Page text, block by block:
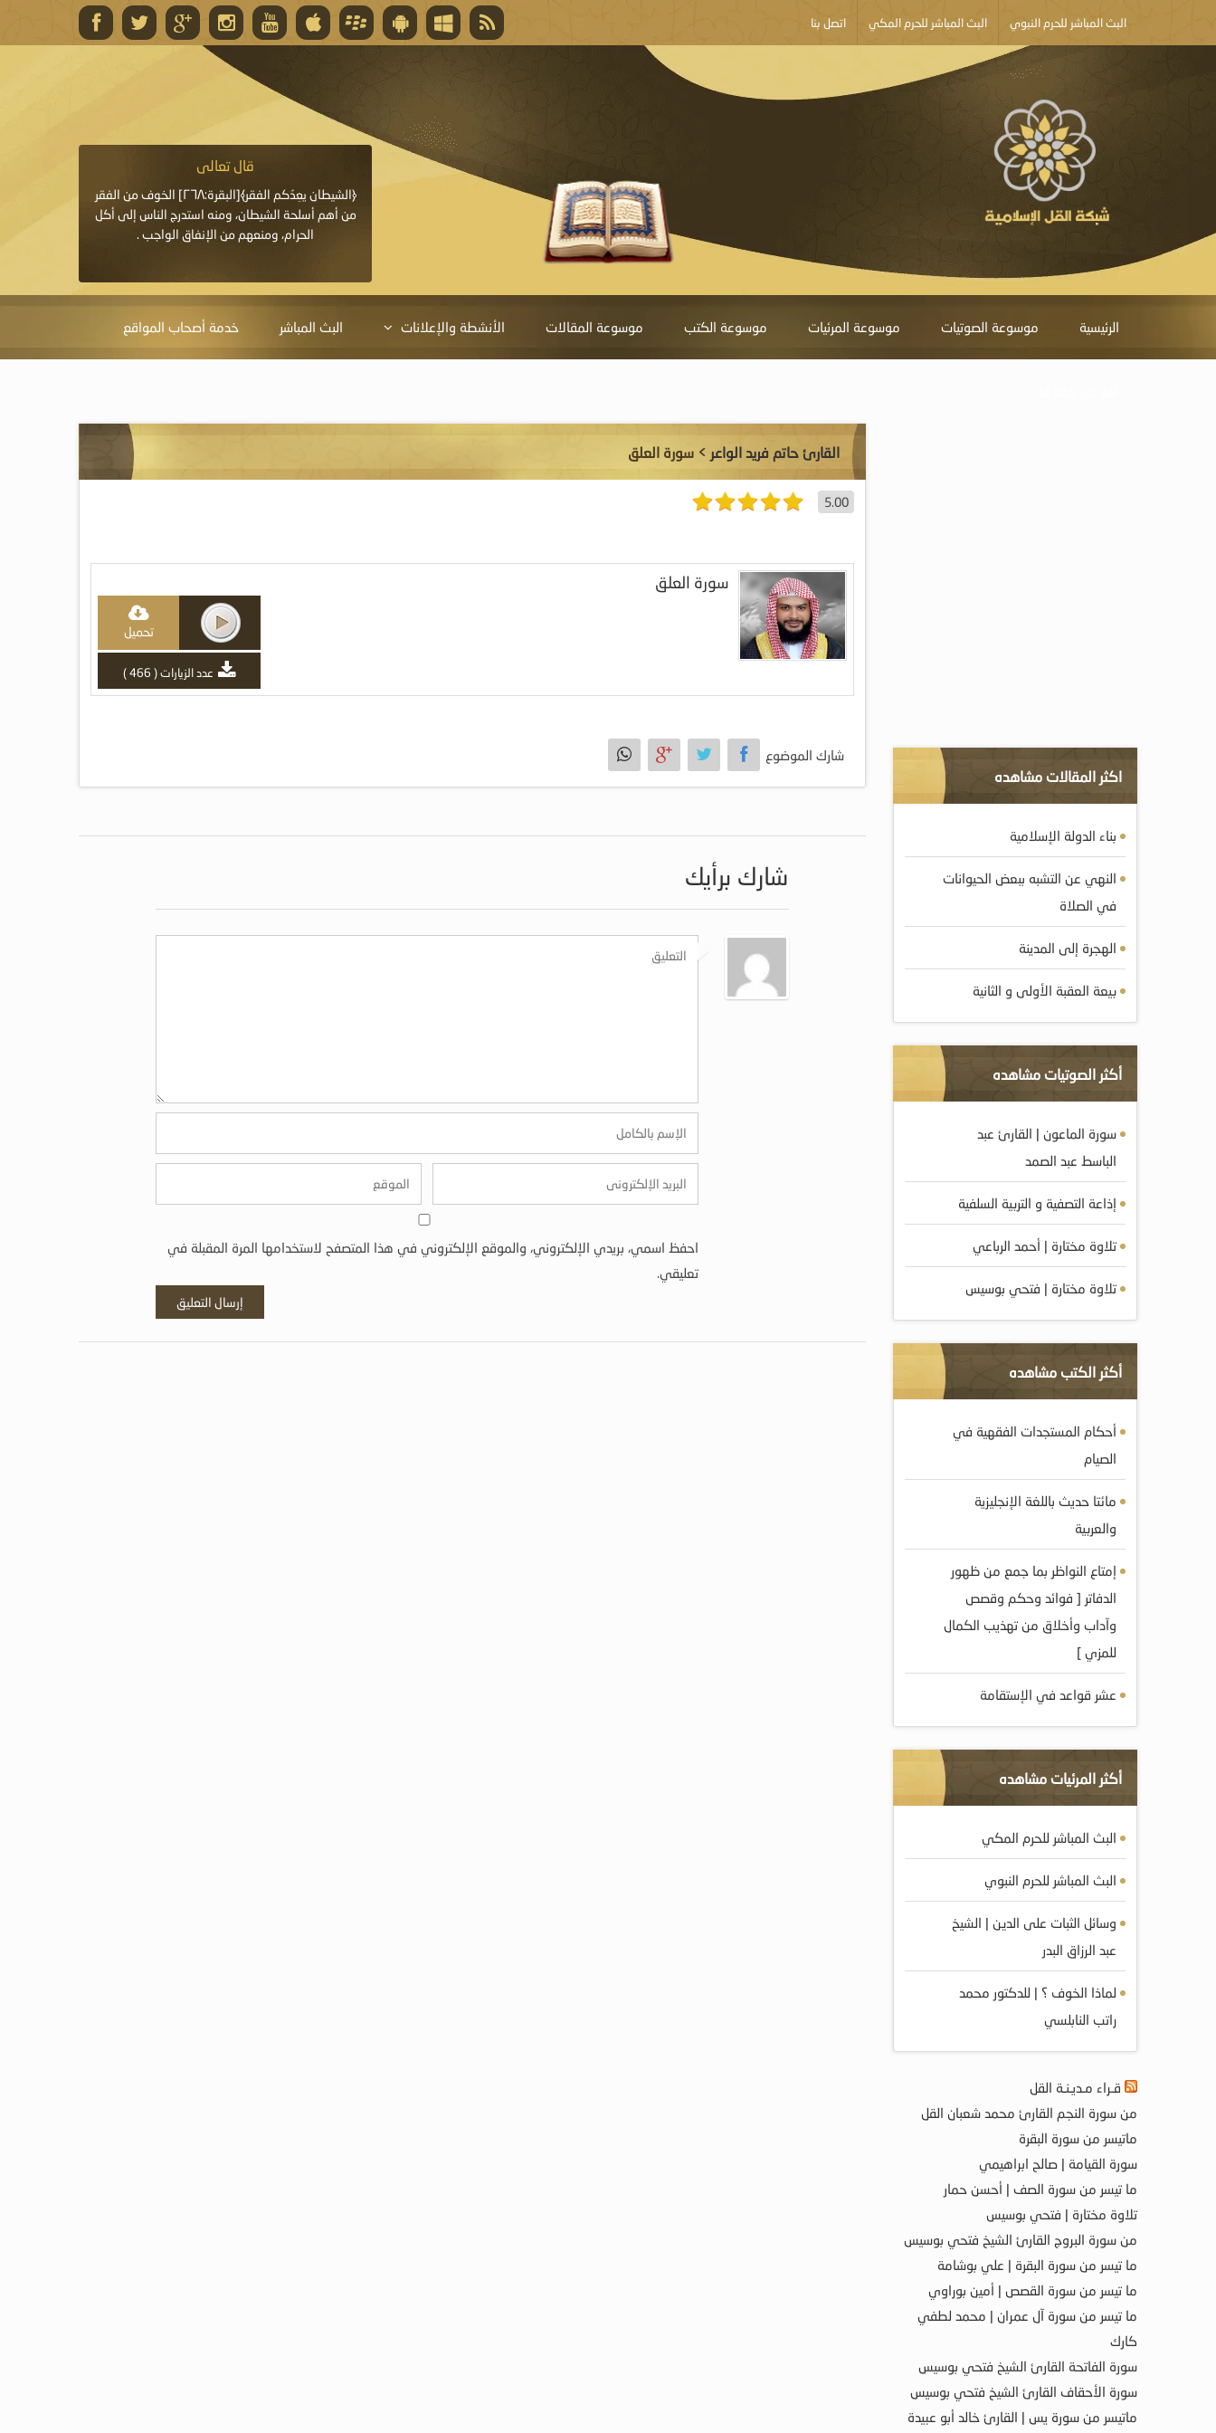
البث المباشر للحرم النبوي البث المباشر للحرم المكي اتصل بنا
قال تعالى
المغفرة لأنها أغلى جائزة، وهي مفتاح باب العطايا التي
قال تعالى
﴿الشيطان يعِدُكم الفقر﴾[البقرة:٢٦٨] الخوف من الفقر
من أهم أسلحة الشيطان، ومنه استدرج الناس إلى أكل
الحرام، ومنعهم من الإنفاق الواجب .
الرئيسية موسوعة الصوتيات موسوعة المرئيات موسوعة الكتب موسوعة المقالات الأنشطة والإعلانات البث المباشر خدمة أصحاب المواقع
القارئ حاتم فريد الواعر > سورة العلق
5.00
سورة العلق
تحميل
عدد الزيارات ( 466 )
شارك الموضوع
شارك برأيك
احفظ اسمي، بريدي الإلكتروني، والموقع الإلكتروني في هذا المتصفح لاستخدامها المرة المقبلة في
تعليقي.
اكثر المقالات مشاهده
بناء الدولة الإسلامية
النهي عن التشبه ببعض الحيوانات
في الصلاة
الهجرة إلى المدينة
بيعة العقبة الأولى و الثانية
أكثر الصوتيات مشاهده
سورة الماعون | القارئ عبد
الباسط عبد الصمد
إذاعة التصفية و التربية السلفية
تلاوة مختارة | أحمد الرباعي
تلاوة مختارة | فتحي بوسيس
أكثر الكتب مشاهده
أحكام المستجدات الفقهية في
الصيام
مائتا حديث باللغة الإنجليزية
والعربية
إمتاع النواظر بما جمع من ظهور
الدفاتر [ فوائد وحكم وقصص
وآداب وأخلاق من تهذيب الكمال
للمزي ]
عشر قواعد في الإستقامة
أكثر المرئيات مشاهده
البث المباشر للحرم المكي
البث المباشر للحرم النبوي
وسائل الثبات على الدين | الشيخ
عبد الرزاق البدر
لماذا الخوف ؟ | للدكتور محمد
راتب النابلسي
قـراء مـديـنـة القل
من سورة النجم القارئ محمد شعبان القل
ماتيسر من سورة البقرة
سورة القيامة | صالح ابراهيمي
ما تيسر من سورة الصف | أحسن حمار
تلاوة مختارة | فتحي بوسيس
من سورة البروج القارئ الشيخ فتحي بوسيس
ما تيسر من سورة البقرة | علي بوشامة
ما تيسر من سورة القصص | أمين بوراوي
ما تيسر من سورة آل عمران | محمد لطفي
كارك
سورة الفاتحة القارئ الشيخ فتحي بوسيس
سورة الأحقاف القارئ الشيخ فتحي بوسيس
ماتيسر من سورة يس | القارئ خالد أبو عبيدة